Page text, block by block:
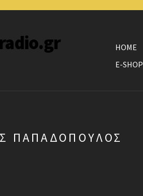
HOME
E-SHOP
ΠΑΠΑΔΌΠΟΥΛΟΣ